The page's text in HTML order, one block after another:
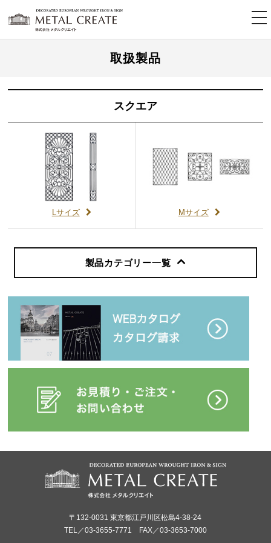
取扱製品
スクエア
Lサイズ Mサイズ
製品カテゴリー一覧
〒132-0031 東京都江戸川区松島4-38-24
TEL／03-3655-7771 FAX／03-3653-7000